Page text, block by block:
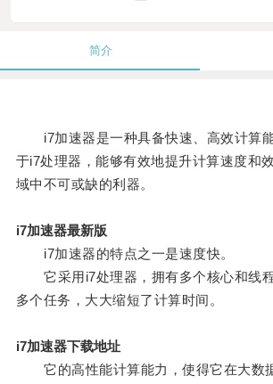
简介
i7加速器是一种具备快速、高效计算
于i7处理器，能够有效地提升计算速度和
域中不可或缺的利器。
i7加速器最新版
i7加速器的特点之一是速度快。
它采用i7处理器，拥有多个核心和线
多个任务，大大缩短了计算时间。
i7加速器下载地址
它的高性能计算能力，使得它在大数